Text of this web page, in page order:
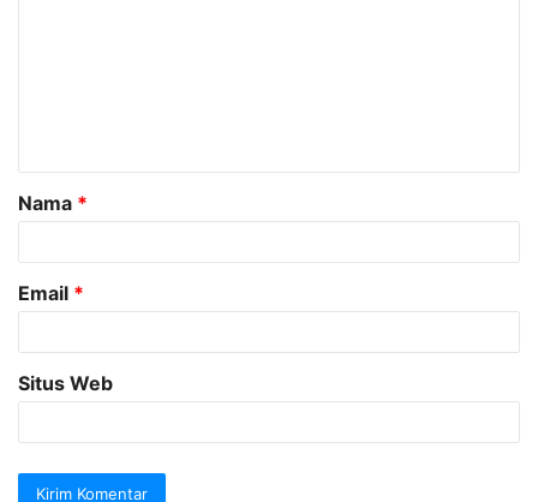
a
r
Nama *
Email *
Situs Web